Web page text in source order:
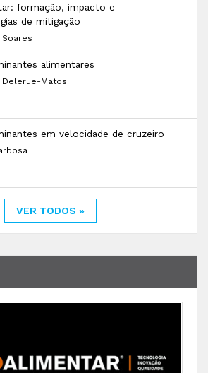
formação, impacto e
de mitigação
Soares
alimentares
Delerue-Matos
em velocidade de cruzeiro
VER TODOS »